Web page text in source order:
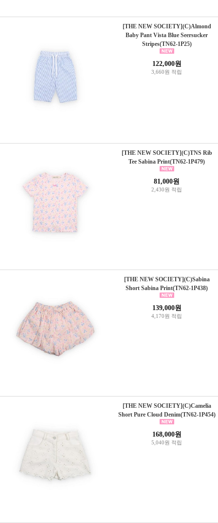
[THE NEW SOCIETY](C)Almond
Baby Pant Vista Blue Seersucker
Stripes(TN62-1P25)
122,000원
3,660원 적립
[THE NEW SOCIETY](C)TNS Rib
Tee Sabina Print(TN62-1P479)
81,000원
2,430원 적립
[THE NEW SOCIETY](C)Sabina
Short Sabina Print(TN62-1P438)
139,000원
4,170원 적립
[THE NEW SOCIETY](C)Camelia
Short Pure Cloud Denim(TN62-1P454)
168,000원
5,040원 적립